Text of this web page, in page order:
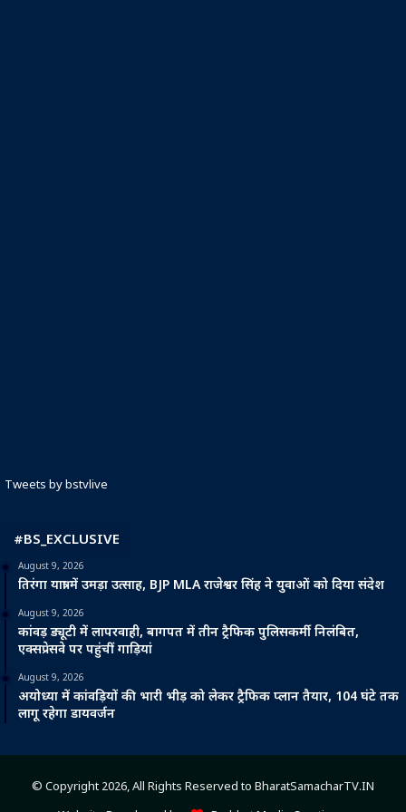
Tweets by bstvlive
#BS_EXCLUSIVE
August 9, 2026
तिरंगा यात्रा में उमड़ा उत्साह, BJP MLA राजेश्वर सिंह ने युवाओं को दिया संदेश
August 9, 2026
कांवड़ ड्यूटी में लापरवाही, बागपत में तीन ट्रैफिक पुलिसकर्मी निलंबित,
एक्सप्रेसवे पर पहुंचीं गाड़ियां
August 9, 2026
अयोध्या में कांवड़ियों की भारी भीड़ को लेकर ट्रैफिक प्लान तैयार, 104 घंटे तक
लागू रहेगा डायवर्जन
© Copyright 2026, All Rights Reserved to BharatSamacharTV.IN